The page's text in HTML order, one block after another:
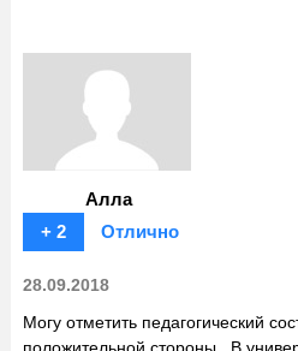
Алла
+ 2
Отлично
28.09.2018
Могу отметить педагогический